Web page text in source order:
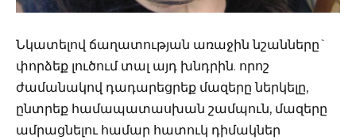
Նկատելով ճաղատության առաջին նշանները`
փորձեք լուծում տալ այդ խնդրին. որոշ
ժամանակով դադարեցրեք մազերը ներկելը,
ընտրեք համապատասխան շամպուն, մազերը
ամրացնելու համար հատուկ դիմակներ